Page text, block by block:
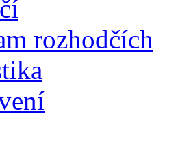
rozhodčích